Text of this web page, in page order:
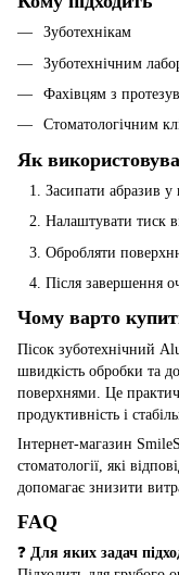
Зуботехнікам
Зуботехнічним
Фахівцям з
Стоматологічним
Як
Засипати абразив у
Налаштувати тиск
Обробляти
Після завершення
Чому варто
Пісок зуботехнічний
швидкість обробки та
поверхнями. Це
продуктивність і
Інтернет-магазин
стоматології, які
допомагає знизити
FAQ
❓ Для яких задач